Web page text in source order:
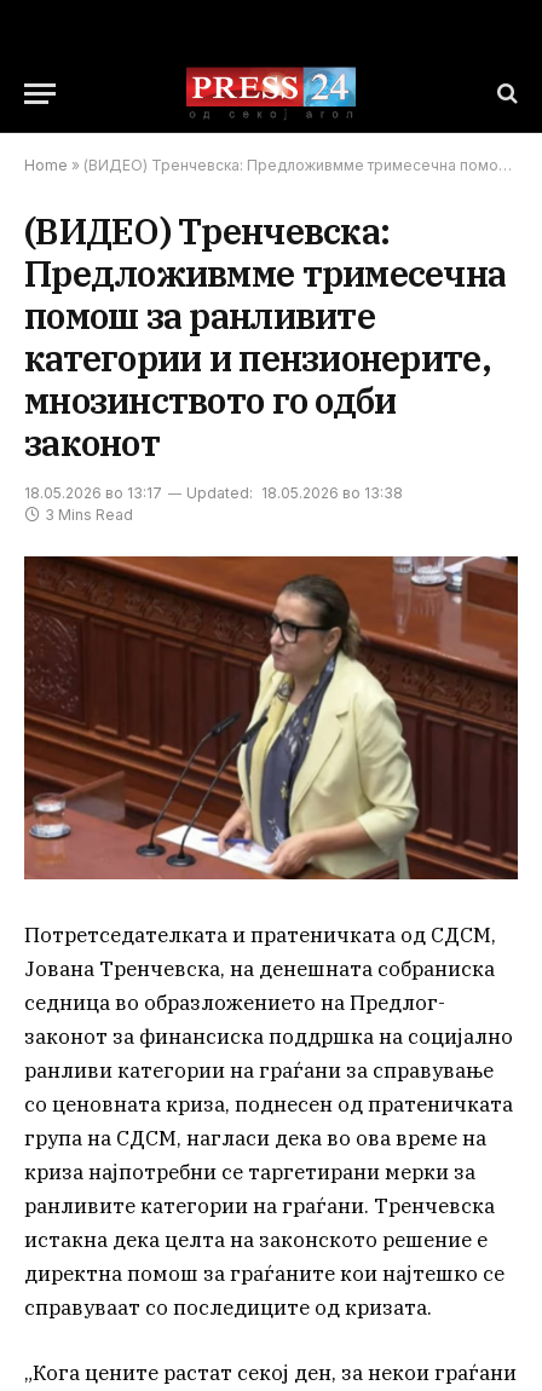
Home » (ВИДЕО) Тренчевска: Предложивмме тримесечна помош за ранливите категории и пензионерите, мнозинството го одби законот
(ВИДЕО) Тренчевска:
Предложивмме тримесечна
помош за ранливите
категории и пензионерите,
мнозинството го одби
законот
18.05.2026 во 13:17 Updated: 18.05.2026 во 13:38
3 Mins Read
Потретседателката и пратеничката од СДСМ,
Јована Тренчевска, на денешната собраниска
седница во образложението на Предлог-
законот за финансиска поддршка на социјално
ранливи категории на граѓани за справување
со ценовната криза, поднесен од пратеничката
група на СДСМ, нагласи дека во ова време на
криза најпотребни се таргетирани мерки за
ранливите категории на граѓани. Тренчевска
истакна дека целта на законското решение е
директна помош за граѓаните кои најтешко се
справуваат со последиците од кризата.
„Кога цените растат секој ден, за некои граѓани